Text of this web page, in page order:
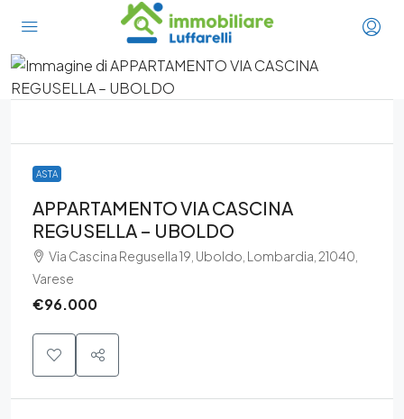
ASTA
APPARTAMENTO VIA CASCINA
REGUSELLA – UBOLDO
Via Cascina Regusella 19, Uboldo, Lombardia, 21040,
Varese
€96.000